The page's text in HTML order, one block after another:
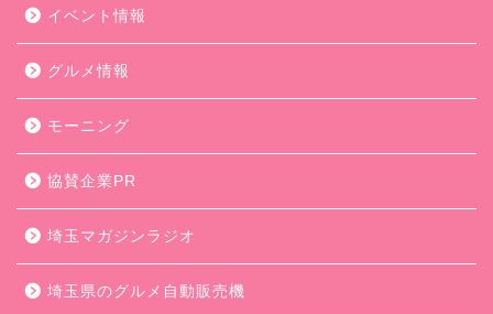
イベント情報
グルメ情報
モーニング
協賛企業PR
埼玉マガジンラジオ
埼玉県のグルメ自動販売機